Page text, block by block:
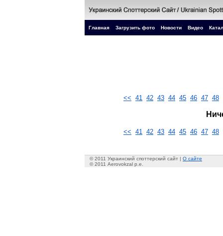
Главная Загрузить фото Новости Видео
<< 41 42 43 44 45 46 47 48
<< 41 42 43 44 45 46 47 48
© 2011 Украинский споттерский сайт | О сайте
© 2011 Aerovokzal p.e.